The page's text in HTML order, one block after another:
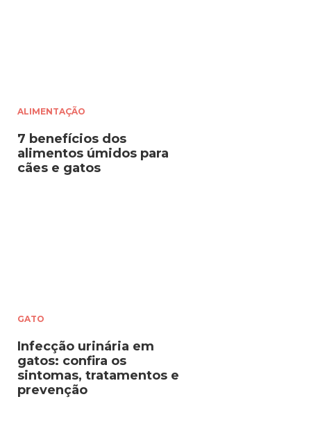
ALIMENTAÇÃO
7 benefícios dos
alimentos úmidos para
cães e gatos
GATO
Infecção urinária em
gatos: confira os
sintomas, tratamentos e
prevenção